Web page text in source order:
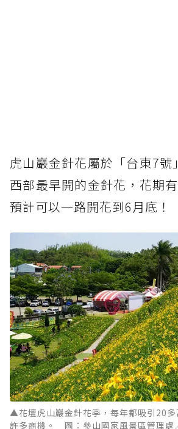
虎山巖金針花屬於「台東7號
西部最早開的金針花，花期
預計可以一路開花到6月底！
▲花壇虎山巖金針花季，每年都吸引20
許多商機。 圖：參山國家風景區管理處